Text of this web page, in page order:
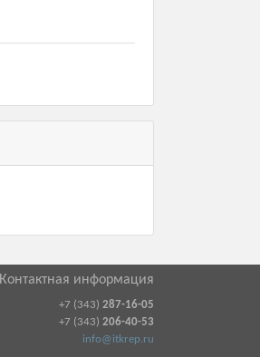
Контактная информация
+7 (343) 287-16-05
+7 (343) 206-40-53
info@itkrep.ru